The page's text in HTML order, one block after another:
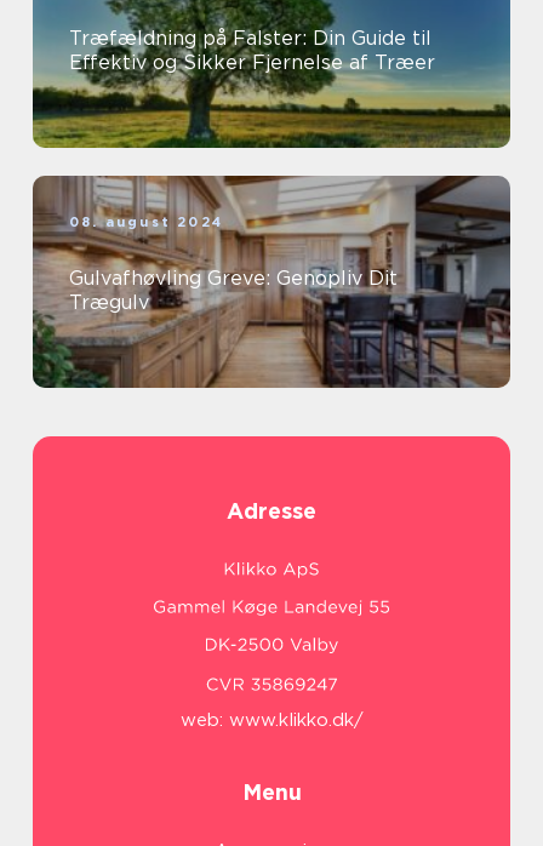
Træfældning på Falster: Din Guide til
Effektiv og Sikker Fjernelse af Træer
08. august 2024
Gulvafhøvling Greve: Genopliv Dit
Trægulv
Adresse
web: www.klikko.dk/
Menu